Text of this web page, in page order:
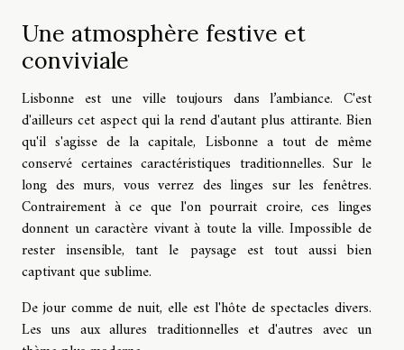
Une atmosphère festive et
conviviale
Lisbonne est une ville toujours dans l’ambiance. C'est
d'ailleurs cet aspect qui la rend d'autant plus attirante. Bien
qu'il s'agisse de la capitale, Lisbonne a tout de même
conservé certaines caractéristiques traditionnelles. Sur le
long des murs, vous verrez des linges sur les fenêtres.
Contrairement à ce que l'on pourrait croire, ces linges
donnent un caractère vivant à toute la ville. Impossible de
rester insensible, tant le paysage est tout aussi bien
captivant que sublime.
De jour comme de nuit, elle est l'hôte de spectacles divers.
Les uns aux allures traditionnelles et d'autres avec un